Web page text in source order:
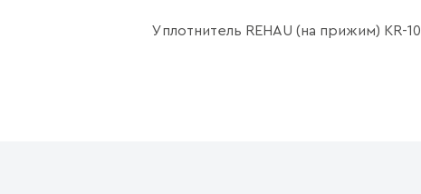
Уплотнитель REHAU (на прижим) KR-10